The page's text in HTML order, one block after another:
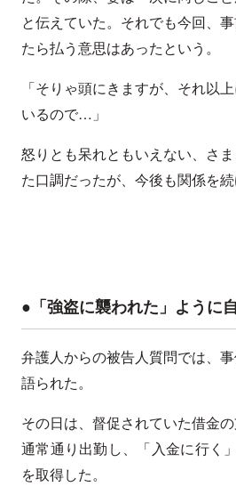
と伝えていた。それでも今回、
たら払う意思はあったという。
「そりゃ頭にきますが、それ以
いるので…」
怒りとも呆れともいえない、さ
た口調だったが、今後も関係を続
●「強盗に襲われた」ように
弁護人からの被告人質問では、
語られた。
その日は、督促されていた借金
通常通り出勤し、「入金に行く
を取得した。